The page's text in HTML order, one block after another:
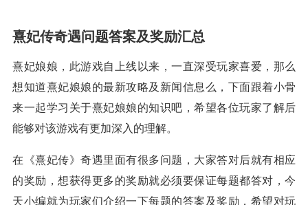
熹妃传奇遇问题答案及奖励汇总
熹妃娘娘，此游戏自上线以来，一直深受玩家喜爱，那么
想知道熹妃娘娘的最新攻略及新闻信息么，下面跟着小骨
来一起学习关于熹妃娘娘的知识吧，希望各位玩家了解后
能够对该游戏有更加深入的理解。
在《熹妃传》奇遇里面有很多问题，大家答对后就有相应
的奖励，想获得更多的奖励就必须要保证每题都答对，今
天小编就为玩家们介绍一下每题的答案及奖励，希望对玩